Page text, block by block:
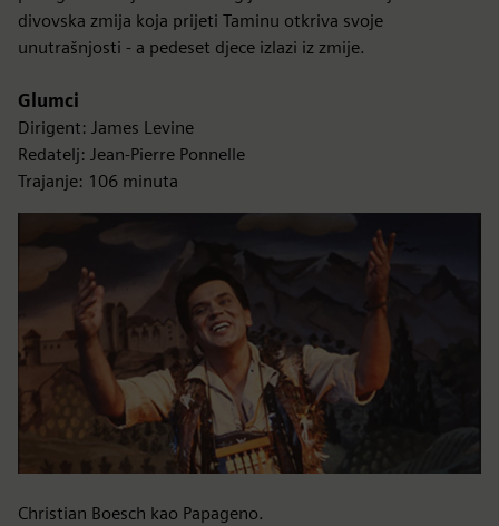
divovska zmija koja prijeti Taminu otkriva svoje
unutrašnjosti - a pedeset djece izlazi iz zmije.
Glumci
Dirigent: James Levine
Redatelj: Jean-Pierre Ponnelle
Trajanje: 106 minuta
Christian Boesch kao Papageno.